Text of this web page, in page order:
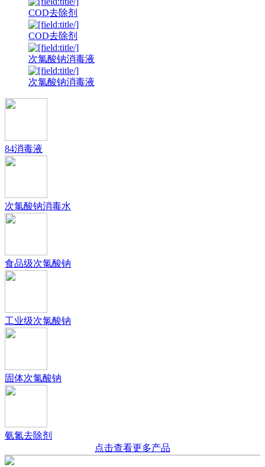
COD去除剂
COD去除剂
次氯酸钠消毒液
次氯酸钠消毒液
84消毒液
次氯酸钠消毒水
食品级次氯酸钠
工业级次氯酸钠
固体次氯酸钠
氨氮去除剂
点击查看更多产品